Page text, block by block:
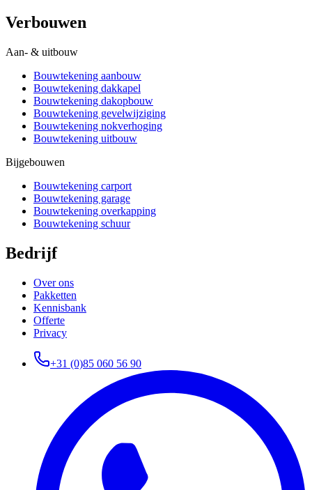
Verbouwen
Aan- & uitbouw
Bouwtekening aanbouw
Bouwtekening dakkapel
Bouwtekening dakopbouw
Bouwtekening gevelwijziging
Bouwtekening nokverhoging
Bouwtekening uitbouw
Bijgebouwen
Bouwtekening carport
Bouwtekening garage
Bouwtekening overkapping
Bouwtekening schuur
Bedrijf
Over ons
Pakketten
Kennisbank
Offerte
Privacy
+31 (0)85 060 56 90